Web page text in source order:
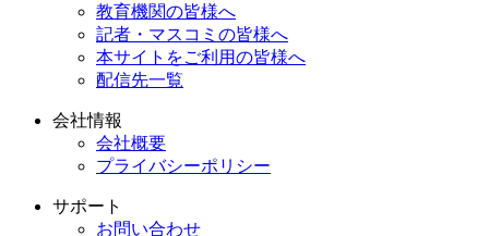
教育機関の皆様へ
記者・マスコミの皆様へ
本サイトをご利用の皆様へ
配信先一覧
会社情報
会社概要
プライバシーポリシー
サポート
お問い合わせ